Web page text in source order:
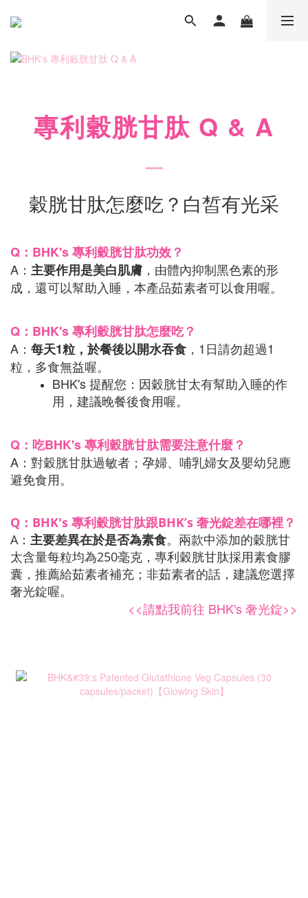
專利穀胱甘肽 Q & A
穀胱甘肽怎麼吃？白皙有光采
Q：BHK's 專利穀胱甘肽功效？
A： 主要作用是美白肌膚 ，由體內抑制黑色素的形
成，還可以幫助入睡，本產品茹素者可以食用喔。
Q：BHK's 專利穀胱甘肽怎麼吃？
A： 每天1粒，於餐後以開水吞食 ，1日請勿超過1
粒，多食無益喔。
BHK's 提醒您：因穀胱甘太有幫助入睡的作
用，建議晚餐後食用喔。
Q：吃BHK's 專利穀胱甘肽需要注意什麼？
A：對穀胱甘肽過敏者；孕婦、哺乳婦女及嬰幼兒應
避免食用。
Q： BHK's 專利穀胱甘肽跟BHK’s 奢光錠差在哪裡？
A： 主要差異在於是否為素食。兩款中添加的穀胱甘
太含量每粒均為250毫克，專利穀胱甘肽採用素食膠
囊，推薦給茹素者補充；非茹素者的話，建議您選擇
奢光錠喔。
<<請點我前往 BHK's 奢光錠>>